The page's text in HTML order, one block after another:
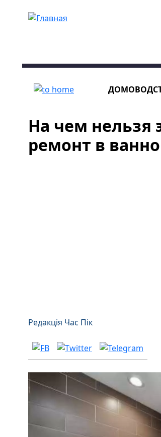
На чем нельзя
ремонт в
Редакція Час Пік